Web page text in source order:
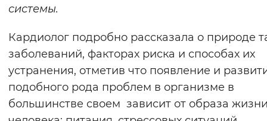
системы.
Кардиолог подробно рассказала о природе
заболеваний, факторах риска и способах их
устранения, отметив что появление и
подобного рода проблем в организме в
большинстве своем зависит от образа